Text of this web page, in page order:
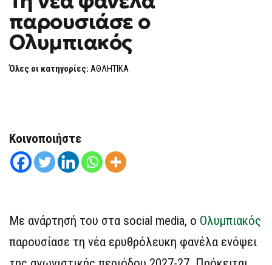
ΝΈΑ
ΠΑΡΟΥΣΙΆΣΕ
Ο
ΟΛΥΜΠΙΑΚΌΣ
παρουσιάσε ο
Ολυμπιακός
Όλες οι κατηγορίες: ΑΘΛΗΤΙΚΑ
Κοινοποιήστε
Με ανάρτησή του στα social media, ο Ολυμπιακός
παρουσίασε τη νέα ερυθρόλευκη φανέλα ενόψει